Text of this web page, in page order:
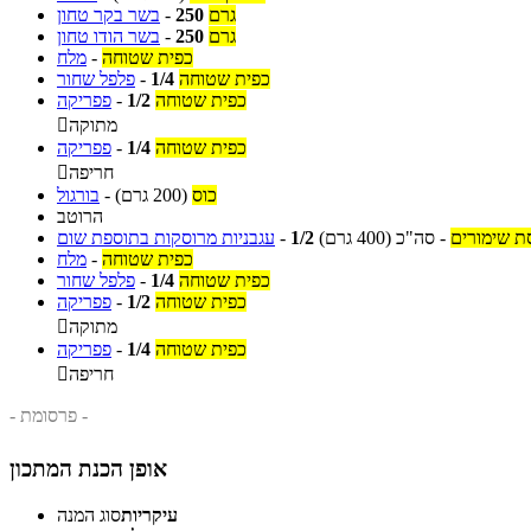
בשר בקר טחון - 250 גרם
בשר הודו טחון - 250 גרם
מלח - כפית שטוחה
פלפל שחור - 1/4 כפית שטוחה
פפריקה - 1/2 כפית שטוחה
מתוקה
פפריקה - 1/4 כפית שטוחה
חריפה
בורגול - כוס (200 גרם)
הרוטב
עגבניות מרוסקות בתוספת שום - 1/2 שימורים - סה"כ (400 גרם)
מלח - כפית שטוחה
פלפל שחור - 1/4 כפית שטוחה
פפריקה - 1/2 כפית שטוחה
מתוקה
פפריקה - 1/4 כפית שטוחה
חריפה
- פרסומת -
אופן הכנת המתכון
עיקריותסוג המנה